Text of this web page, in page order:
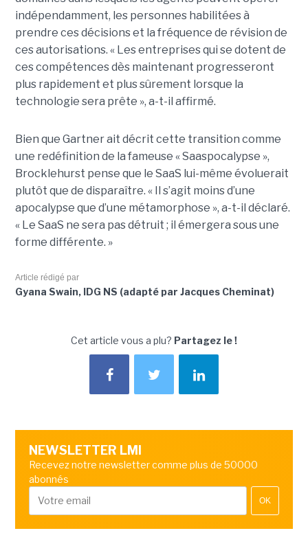
indépendamment, les personnes habilitées à
prendre ces décisions et la fréquence de révision de
ces autorisations. « Les entreprises qui se dotent de
ces compétences dès maintenant progresseront
plus rapidement et plus sûrement lorsque la
technologie sera prête », a-t-il affirmé.
Bien que Gartner ait décrit cette transition comme
une redéfinition de la fameuse « Saaspocalypse »,
Brocklehurst pense que le SaaS lui-même évoluerait
plutôt que de disparaître. « Il s’agit moins d’une
apocalypse que d’une métamorphose », a-t-il déclaré.
« Le SaaS ne sera pas détruit ; il émergera sous une
forme différente. »
Article rédigé par
Gyana Swain, IDG NS (adapté par Jacques Cheminat)
Cet article vous a plu? Partagez le !
NEWSLETTER LMI
Recevez notre newsletter comme plus de 50000
abonnés
OK